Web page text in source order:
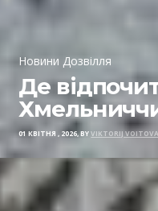
Новини Дозвілля
Де
01 КВІТНЯ , 2026, BYVIKTORIJ VOITOVA